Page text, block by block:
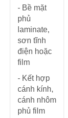
- Bề mặt
phủ
laminate,
sơn tĩnh
điện hoặc
film
- Kết hợp
cánh kính,
cánh nhôm
phủ film